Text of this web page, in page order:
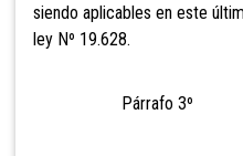
siendo aplicables en este
ley Nº 19.628.
Párrafo 3º